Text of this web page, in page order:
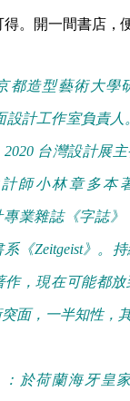
。開一間書店，
都造型藝術大學
設計工作室負責
台灣設計展
師小林章多本
專業雜誌《字誌
《Zeitgeist》。
，現在可能都放
面，一半知性，
：於荷蘭海牙皇